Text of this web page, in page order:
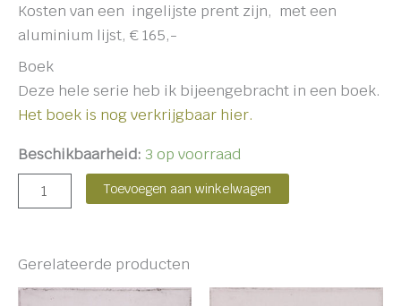
Kosten van een ingelijste prent zijn, met een
aluminium lijst, € 165,-
Boek
Deze hele serie heb ik bijeengebracht in een boek.
Het boek is nog verkrijgbaar hier.
Beschikbaarheid: 3 op voorraad
Toevoegen aan winkelwagen
Gerelateerde producten